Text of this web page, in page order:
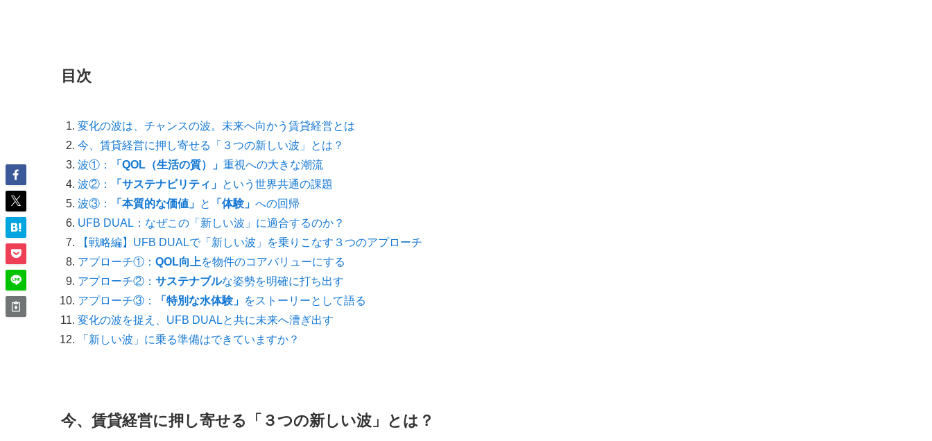
目次
変化の波は、チャンスの波。未来へ向かう賃貸経営とは
今、賃貸経営に押し寄せる「３つの新しい波」とは？
波①：
「QOL（生活の質）」 重視への大きな潮流
波②：
「サステナビリティ」 という世界共通の課題
波③：
「本質的な価値」 と 「体験」 への回帰
UFB DUAL：なぜこの「新しい波」に適合するのか？
【戦略編】UFB DUALで「新しい波」を乗りこなす３つのアプローチ
アプローチ①： QOL向上を物件のコアバリューにする
アプローチ②： サステナブルな姿勢を明確に打ち出す
アプローチ③：
「特別な水体験」 をストーリーとして語る
変化の波を捉え、UFB DUALと共に未来へ漕ぎ出す
「新しい波」に乗る準備はできていますか？
今、賃貸経営に押し寄せる「３つの新しい波」とは？